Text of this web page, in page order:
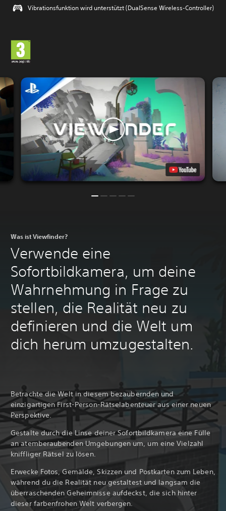
Vibrationsfunktion wird unterstützt (DualSense Wireless-Controller)
Was ist Viewfinder?
Verwende eine
Sofortbildkamera, um deine
Wahrnehmung in Frage zu
stellen, die Realität neu zu
definieren und die Welt um
dich herum umzugestalten.
Betrachte die Welt in diesem bezaubernden und
einzigartigen First-Person-Rätselabenteuer aus einer neuen
Perspektive.
Gestalte durch die Linse deiner Sofortbildkamera eine Fülle
an atemberaubenden Umgebungen um, um eine Vielzahl
kniffliger Rätsel zu lösen.
Erwecke Fotos, Gemälde, Skizzen und Postkarten zum Leben,
während du die Realität neu gestaltest und langsam die
überraschenden Geheimnisse aufdeckst, die sich hinter
dieser farbenfrohen Welt verbergen.